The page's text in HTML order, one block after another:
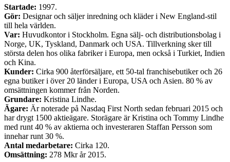
Startade: 1997.
Gör: Designar och säljer inredning och kläder i New England-stil
till hela världen.
Var: Huvudkontor i Stockholm. Egna sälj- och distributionsbolag i
Norge, UK, Tyskland, Danmark och USA. Tillverkning sker till
största delen hos olika fabriker i Europa, men också i Turkiet, Indien
och Kina.
Kunder: Cirka 900 återförsäljare, ett 50-tal franchisebutiker och 26
egna butiker i över 20 länder i Europa, USA och Asien. 80 % av
omsättningen kommer från Norden.
Grundare: Kristina Lindhe.
Ägare: Är noterade på Nasdaq First North sedan februari 2015 och
har drygt 1500 aktieägare. Storägare är Kristina och Tommy Lindhe
med runt 40 % av aktierna och investeraren Staffan Persson som
innehar runt 30 %.
Antal medarbetare: Cirka 120.
Omsättning: 278 Mkr år 2015.